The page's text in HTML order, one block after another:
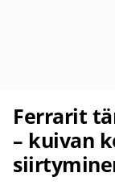
Ferrarit
– kuivan